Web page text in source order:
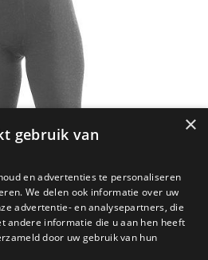
×
gebruik van
en advertenties te personaliseren
We delen ook informatie over uw
advertentie- en analysepartners, die
andere informatie die u aan hen heeft
door uw gebruik van hun